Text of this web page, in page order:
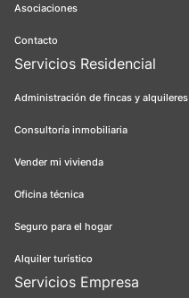
Asociaciones
Contacto
Servicios Residencial
Administración de fincas y alquileres
Consultoría inmobiliaria
Vender mi vivienda
Oficina técnica
Seguro para el hogar
Alquiler turístico
Servicios Empresa